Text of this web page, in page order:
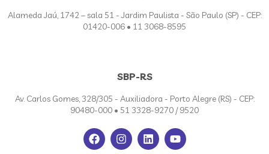
Alameda Jaú, 1742 – sala 51 - Jardim Paulista - São Paulo (SP) - CEP:
01420-006 • 11 3068-8595
SBP-RS
Av. Carlos Gomes, 328/305 - Auxiliadora - Porto Alegre (RS) - CEP:
90480-000 • 51 3328-9270 / 9520